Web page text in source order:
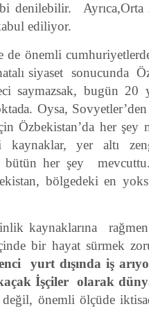
denilebilir. Ayrıca,Orta
ediliyor.
önemli
siyaset sonucunda
saymazsak, bugün 20
Oysa, Sovyetler’den
Özbekistan’da her şey
yer altı
bütün her şey
bölgedeki en
kaynaklarına
bir hayat sürmek
yurt dışında iş
İşçiler olarak
değil, önemli ölçüde